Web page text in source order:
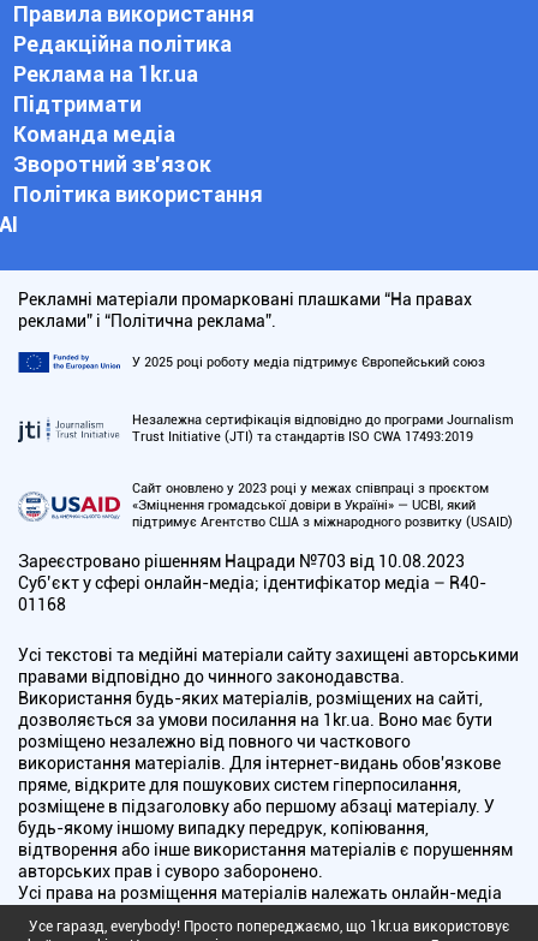
Правила використання
Редакційна політика
Реклама на 1kr.ua
Підтримати
Команда медіа
Зворотний зв'язок
Політика використання
АІ
Рекламні матеріали промарковані плашками “На правах
реклами” і “Політична реклама”.
У 2025 році роботу медіа підтримує Європейський союз
Незалежна сертифікація відповідно до програми Journalism
Trust Initiative (JTI) та стандартів ISO CWA 17493:2019
Сайт оновлено у 2023 році у межах співпраці з проєктом
«Зміцнення громадської довіри в Україні» — UCBI, який
підтримує Агентство США з міжнародного розвитку (USAID)
Зареєстровано рішенням Нацради №703 від 10.08.2023
Cуб’єкт у сфері онлайн-медіа; ідентифікатор медіа – R40-
01168
Усі текстові та медійні матеріали сайту захищені авторськими
правами відповідно до чинного законодавства.
Використання будь-яких матеріалів, розміщених на сайті,
дозволяється за умови посилання на 1kr.ua. Воно має бути
розміщено незалежно від повного чи часткового
використання матеріалів. Для інтернет-видань обов'язкове
пряме, відкрите для пошукових систем гіперпосилання,
розміщене в підзаголовку або першому абзаці матеріалу. У
будь-якому іншому випадку передрук, копіювання,
відтворення або інше використання матеріалів є порушенням
авторських прав і суворо заборонено.
Усі права на розміщення матеріалів належать онлайн-медіа
радою України з питань телебачення і радіомовлення.
Усе гаразд, everybody! Просто попереджаємо, що 1kr.ua використовує